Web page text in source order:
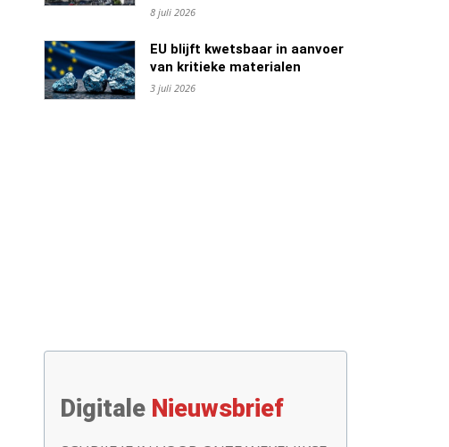
8 juli 2026
EU blijft kwetsbaar in aanvoer
van kritieke materialen
3 juli 2026
Digitale Nieuwsbrief